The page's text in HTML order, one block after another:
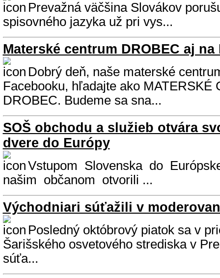
Prevažná väčšina Slovákov
spisovného jazyka už pri vys...
Materské centrum DROBEC aj na
Dobrý deň, naše materské
Facebooku, hľadajte ako MATERSKÉ
DROBEC. Budeme sa sna...
SOŠ obchodu a služieb otvára
dvere do Európy
Vstupom Slovenska do
našim občanom otvorili ...
Východniari súťažili v
Posledný októbrový piatok sa v
Šarišského osvetového strediska v
súťa...